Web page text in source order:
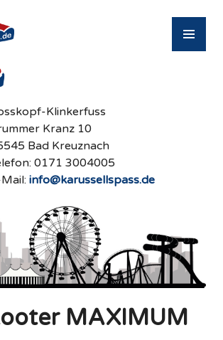
Klinkerfuss
Kranz 10
Bad Kreuznach
0171 3004005
info@karussellspass.de
MAXIMUM